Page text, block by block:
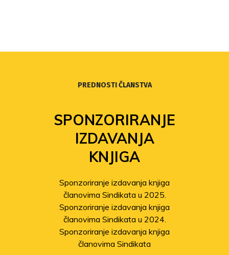
PREDNOSTI ČLANSTVA
SPONZORIRANJE
IZDAVANJA
KNJIGA
Sponzoriranje izdavanja knjiga
članovima Sindikata u 2025.
Sponzoriranje izdavanja knjiga
članovima Sindikata u 2024.
Sponzoriranje izdavanja knjiga
članovima Sindikata